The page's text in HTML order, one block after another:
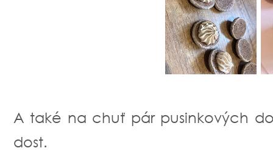
A také na chuť pár pusinkových
dost.